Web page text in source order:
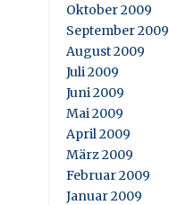
Oktober 2009
September 2009
August 2009
Juli 2009
Juni 2009
Mai 2009
April 2009
März 2009
Februar 2009
Januar 2009